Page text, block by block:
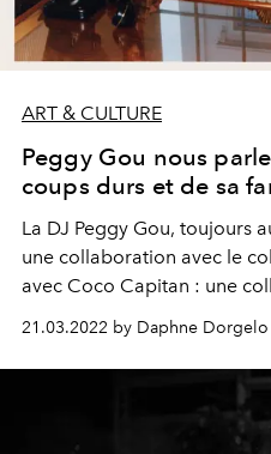
ART & CULTURE
Peggy Gou nous
coups durs et de sa
La DJ Peggy Gou, toujours
une collaboration avec le
avec Coco Capitan : une
une continuité de son
elle se confie pour L'Officiel
aussi de sa carrière
21.03.2022 by Daphne Dorgelo